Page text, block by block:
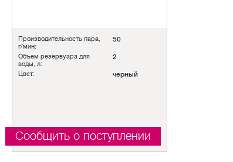
Производительность пара,
г/мин:
50
Объем резервуара для
воды, л:
2
Цвет: черный
Сообщить о поступлении